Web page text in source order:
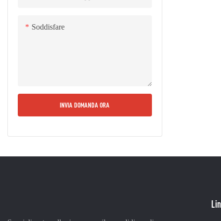
Soddisfare
INVIA DOMANDA ORA